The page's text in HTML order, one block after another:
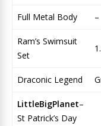
Full Metal Body –
Ram’s Swimsuit
Set
Draconic Legend
LittleBigPlanet–
St Patrick’s Day